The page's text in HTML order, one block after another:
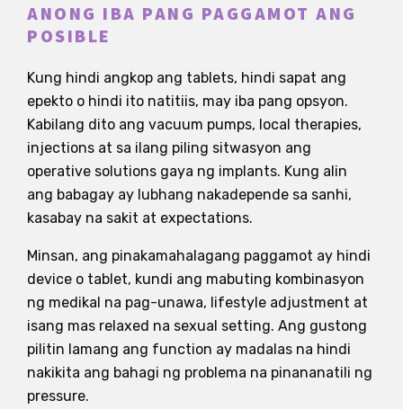
ANONG IBA PANG PAGGAMOT ANG
POSIBLE
Kung hindi angkop ang tablets, hindi sapat ang
epekto o hindi ito natitiis, may iba pang opsyon.
Kabilang dito ang vacuum pumps, local therapies,
injections at sa ilang piling sitwasyon ang
operative solutions gaya ng implants. Kung alin
ang babagay ay lubhang nakadepende sa sanhi,
kasabay na sakit at expectations.
Minsan, ang pinakamahalagang paggamot ay hindi
device o tablet, kundi ang mabuting kombinasyon
ng medikal na pag-unawa, lifestyle adjustment at
isang mas relaxed na sexual setting. Ang gustong
pilitin lamang ang function ay madalas na hindi
nakikita ang bahagi ng problema na pinananatili ng
pressure.